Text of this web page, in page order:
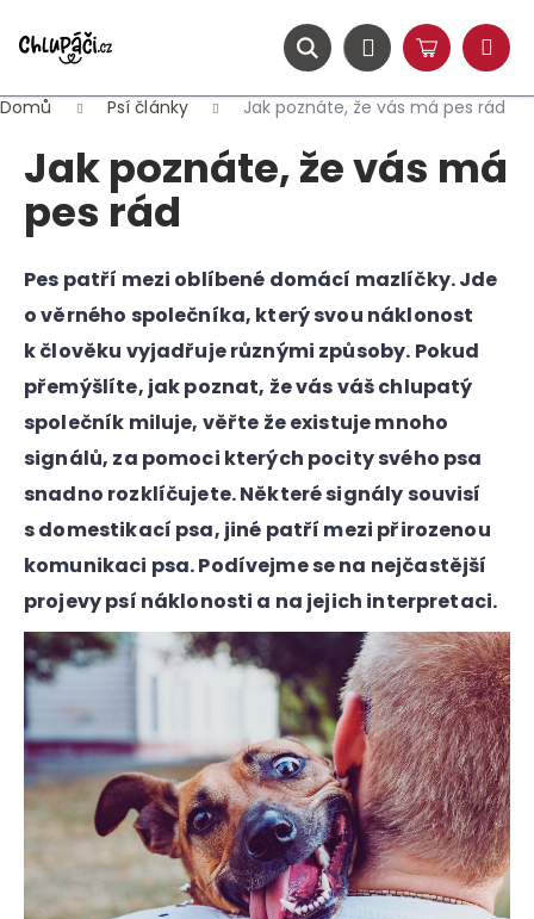
obsah
HledatPřihlášení
Nákupní
košík
Menu
Domů Psí články Jak poznáte, že vás má pes rád
Jak poznáte, že vás má
pes rád
Pes patří mezi oblíbené domácí mazlíčky. Jde
o věrného společníka, který svou náklonost
k člověku vyjadřuje různými způsoby. Pokud
přemýšlíte, jak poznat, že vás váš chlupatý
společník miluje, věřte že existuje mnoho
signálů, za pomoci kterých pocity svého psa
snadno rozklíčujete. Některé signály souvisí
s domestikací psa, jiné patří mezi přirozenou
komunikaci psa. Podívejme se na nejčastější
projevy psí náklonosti a na jejich interpretaci.
í
ZPĚT
ZPĚT
o
p
o
ř
e
b
u
j
e
t
e
n
a
j
í
t
?
HLEDAT